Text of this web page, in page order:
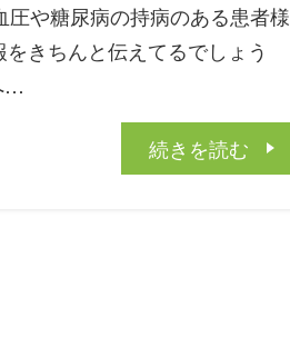
や糖尿病の持病のある患者様
きちんと伝えてるでしょう
…
続きを読む